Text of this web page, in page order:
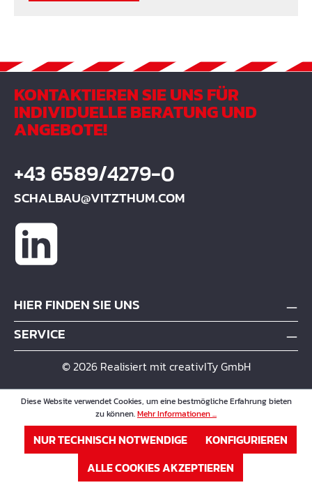
KONTAKTIEREN SIE UNS FÜR
INDIVIDUELLE BERATUNG UND
ANGEBOTE!
+43 6589/4279-0
SCHALBAU@VITZTHUM.COM
HIER FINDEN SIE UNS
SERVICE
© 2026 Realisiert mit creativITy GmbH
Diese Website verwendet Cookies, um eine bestmögliche Erfahrung bieten
zu können.Mehr Informationen ...
NUR TECHNISCH NOTWENDIGE
KONFIGURIEREN
ALLE COOKIES AKZEPTIEREN